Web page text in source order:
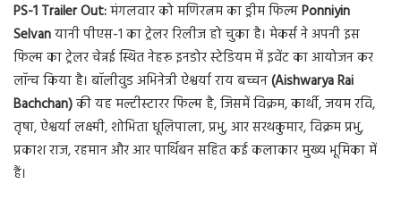
PS-1 Trailer Out:मंगलवार को मणिरत्नम का ड्रीम फिल्मPonniyin
Selvanयानी पीएस-1 का ट्रेलर रिलीज हो चुका है। मेकर्स ने अपनी इस
फिल्म का ट्रेलर चेन्नई स्थित नेहरू इनडोर स्टेडियम में इवेंट का आयोजन कर
लॉन्च किया है। बॉलीवुड अभिनेत्री ऐश्वर्या राय बच्चन(Aishwarya Rai
Bachchan)की यह मल्टीस्टारर फिल्म है, जिसमें विक्रम, कार्थी, जयम रवि,
तृषा, ऐश्वर्या लक्ष्मी, शोभिता धूलिपाला, प्रभु, आर सरथकुमार, विक्रम प्रभु,
प्रकाश राज, रहमान और आर पार्थिबन सहित कई कलाकार मुख्य भूमिका में
हैं।